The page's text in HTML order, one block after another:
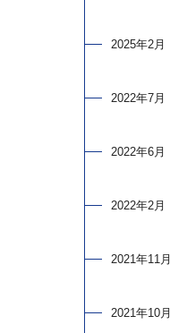
2025年2月
2022年7月
2022年6月
2022年2月
2021年11月
2021年10月